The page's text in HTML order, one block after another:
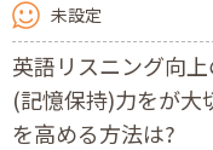
未設定
英語リスニング向
(記憶保持)力をが大
を高める方法は?